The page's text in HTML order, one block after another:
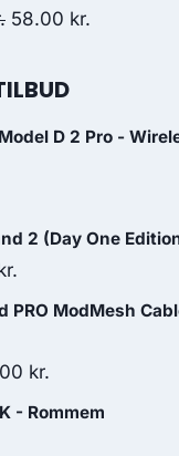
is:
Original
was:
58.00 kr.
D 2 Pro -
2 (Day One
PRO ModMesh
kr.
price
- Rommem